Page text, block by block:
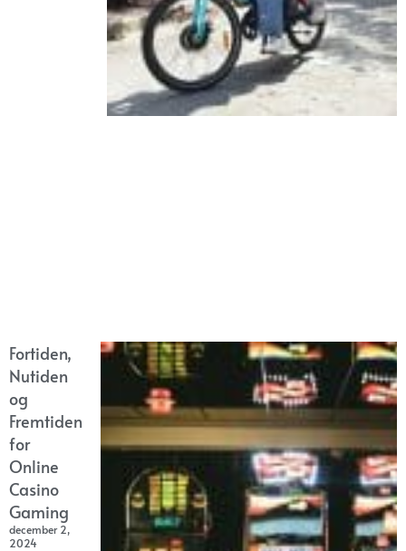
Fortiden,
Nutiden
og
Fremtiden
for
Online
Casino
Gaming
december 2,
2024